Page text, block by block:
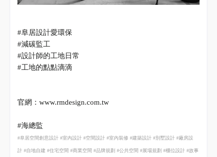
#阜居設計愛環保
#減碳監工
#設計師的工地日常
#工地的點點滴滴
官網： www.rmdesign.com.tw
#海總監
#阜居空間創意設計 #室內設計 #空間設計 #室內裝修 #建築設計 #別墅設計 #廠房設
計 #自地自建 #住宅空間 #商業空間 #品牌規劃 #公共空間 #展場規劃 #櫃位設計 #故事